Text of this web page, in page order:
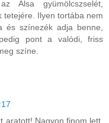
Alsa gyümölcszselét,
tetejére. Ilyen tortába nem
színezék adja benne,
pont a valódi, friss
színe.
aratott! Nagyon finom lett,